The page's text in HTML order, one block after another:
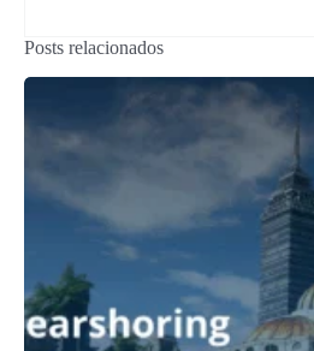
Posts relacionados